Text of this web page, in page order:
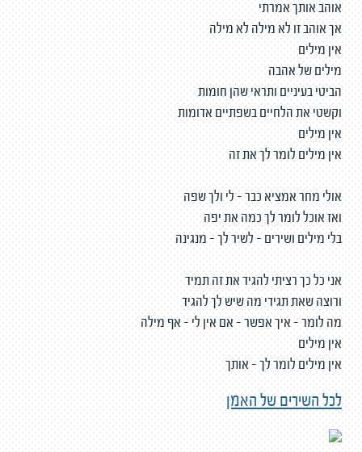
אוהב אותך אמרתי
אך אוהב זו לא מילה לא מילה
אין מילים
מילים של אהבה
הביטי בעיניים ותראי שהן חומות
וקשטי את הלחיים בשפתיים אדומות
אין מילים
אין מילים לומר לך את זה
אולי מחר אמציא כבר - לי ולך שפה
ואז אוכל לומר לך כמה את יפה
בלי מילים ושירים - לשיר לך - מנגינה
אני כל כך רציתי להגיד את זה תמיד
ורוצה שאת תגידי מה שיש לך להגיד
מה לומר - איך אפשר - אם אין לי - אף מילה
אין מילים
אין מילים לומר לך - אותך
לכל השירים של האמן